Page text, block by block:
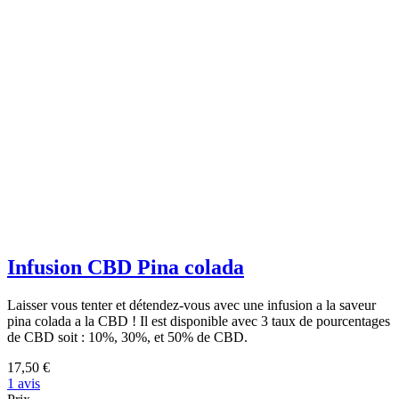
Infusion CBD Pina colada
Laisser vous tenter et détendez-vous avec une infusion a la saveur
pina colada a la CBD ! Il est disponible avec 3 taux de pourcentages
de CBD soit : 10%, 30%, et 50% de CBD.
17,50 €
1 avis